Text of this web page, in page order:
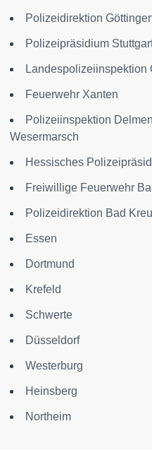
Polizeidirektion
Polizeipräsidium
Landespolizeiinspektion
Feuerwehr Xanten
Polizeiinspektion
Wesermarsch
Hessisches
Freiwillige Feuerwehr
Polizeidirektion Bad
Essen
Dortmund
Krefeld
Schwerte
Düsseldorf
Westerburg
Heinsberg
Northeim